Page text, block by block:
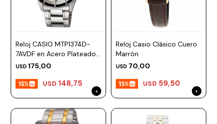
Reloj CASIO MTP1374D-
7AVDF en Acero Plateado
Esfera 44mm
USD 175,00
USD 148,75
Reloj Casio Clásico Cuero
Marrón
USD 70,00
USD 59,50